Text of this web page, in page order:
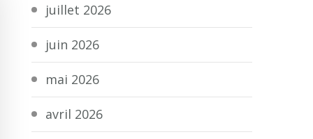
juillet 2026
juin 2026
mai 2026
avril 2026